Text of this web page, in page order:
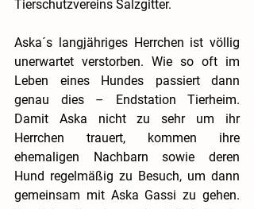
Tierschutzvereins Salzgitter.
Aska´s langjähriges Herrchen ist völlig
unerwartet verstorben. Wie so oft im
Leben eines Hundes passiert dann
genau dies – Endstation Tierheim.
Damit Aska nicht zu sehr um ihr
Herrchen trauert, kommen ihre
ehemaligen Nachbarn sowie deren
Hund regelmäßig zu Besuch, um dann
gemeinsam mit Aska Gassi zu gehen.